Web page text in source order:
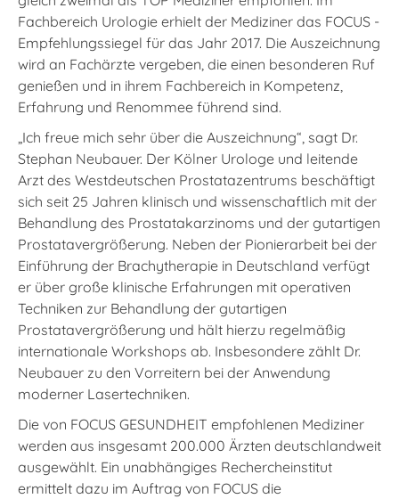
Fachbereich Urologie erhielt der Mediziner das FOCUS -
Empfehlungssiegel für das Jahr 2017. Die Auszeichnung
wird an Fachärzte vergeben, die einen besonderen Ruf
genießen und in ihrem Fachbereich in Kompetenz,
Erfahrung und Renommee führend sind.
„Ich freue mich sehr über die Auszeichnung“, sagt Dr.
Stephan Neubauer. Der Kölner Urologe und leitende
Arzt des Westdeutschen Prostatazentrums beschäftigt
sich seit 25 Jahren klinisch und wissenschaftlich mit der
Behandlung des Prostatakarzinoms und der gutartigen
Prostatavergrößerung. Neben der Pionierarbeit bei der
Einführung der Brachytherapie in Deutschland verfügt
er über große klinische Erfahrungen mit operativen
Techniken zur Behandlung der gutartigen
Prostatavergrößerung und hält hierzu regelmäßig
internationale Workshops ab. Insbesondere zählt Dr.
Neubauer zu den Vorreitern bei der Anwendung
moderner Lasertechniken.
Die von FOCUS GESUNDHEIT empfohlenen Mediziner
werden aus insgesamt 200.000 Ärzten deutschlandweit
ausgewählt. Ein unabhängiges Rechercheinstitut
ermittelt dazu im Auftrag von FOCUS die